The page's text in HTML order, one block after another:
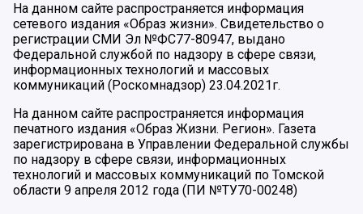
На данном сайте распространяется информация
сетевого издания «Образ жизни». Свидетельство о
регистрации СМИ Эл №ФС77-80947, выдано
Федеральной службой по надзору в сфере связи,
информационных технологий и массовых
коммуникаций (Роскомнадзор) 23.04.2021г.
На данном сайте распространяется информация
печатного издания «Образ Жизни. Регион». Газета
зарегистрирована в Управлении Федеральной службы
по надзору в сфере связи, информационных
технологий и массовых коммуникаций по Томской
области 9 апреля 2012 года (ПИ №ТУ70-00248)